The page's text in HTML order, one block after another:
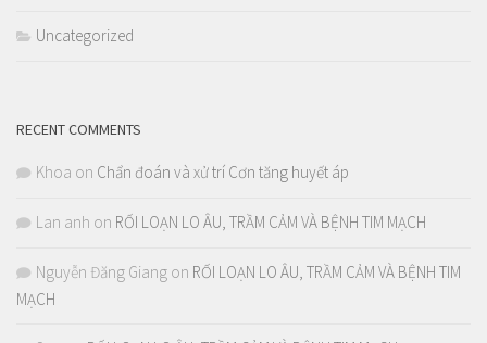
Uncategorized
RECENT COMMENTS
Khoa on Chẩn đoán và xử trí Cơn tăng huyết áp
Lan anh on RỐI LOẠN LO ÂU, TRẦM CẢM VÀ BỆNH TIM MẠCH
Nguyễn Đăng Giang on RỐI LOẠN LO ÂU, TRẦM CẢM VÀ BỆNH TIM
MẠCH